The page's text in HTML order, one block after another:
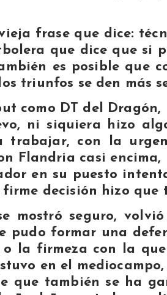
frase que dice:
que dice que si
es posible que
triunfos se den más
como DT del
ni siquiera hizo
trabajar, con la
Flandria casi
en su puesto
decisión hizo
mostró seguro,
pudo formar una
o la firmeza con la
en el
que también se ha